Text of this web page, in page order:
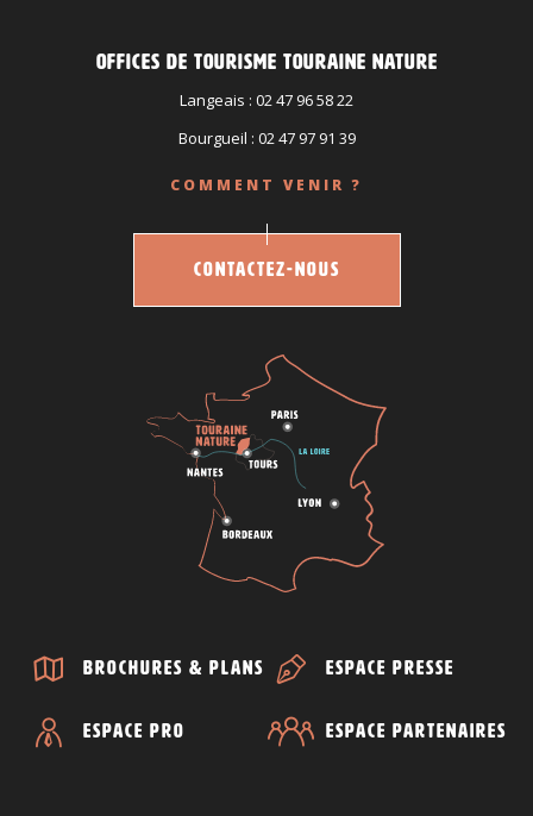
Offices de tourisme Touraine nature
Langeais : 02 47 96 58 22
Bourgueil : 02 47 97 91 39
COMMENT VENIR ?
Contactez-nous
Brochures & plans Espace presse
Espace Pro Espace partenaires